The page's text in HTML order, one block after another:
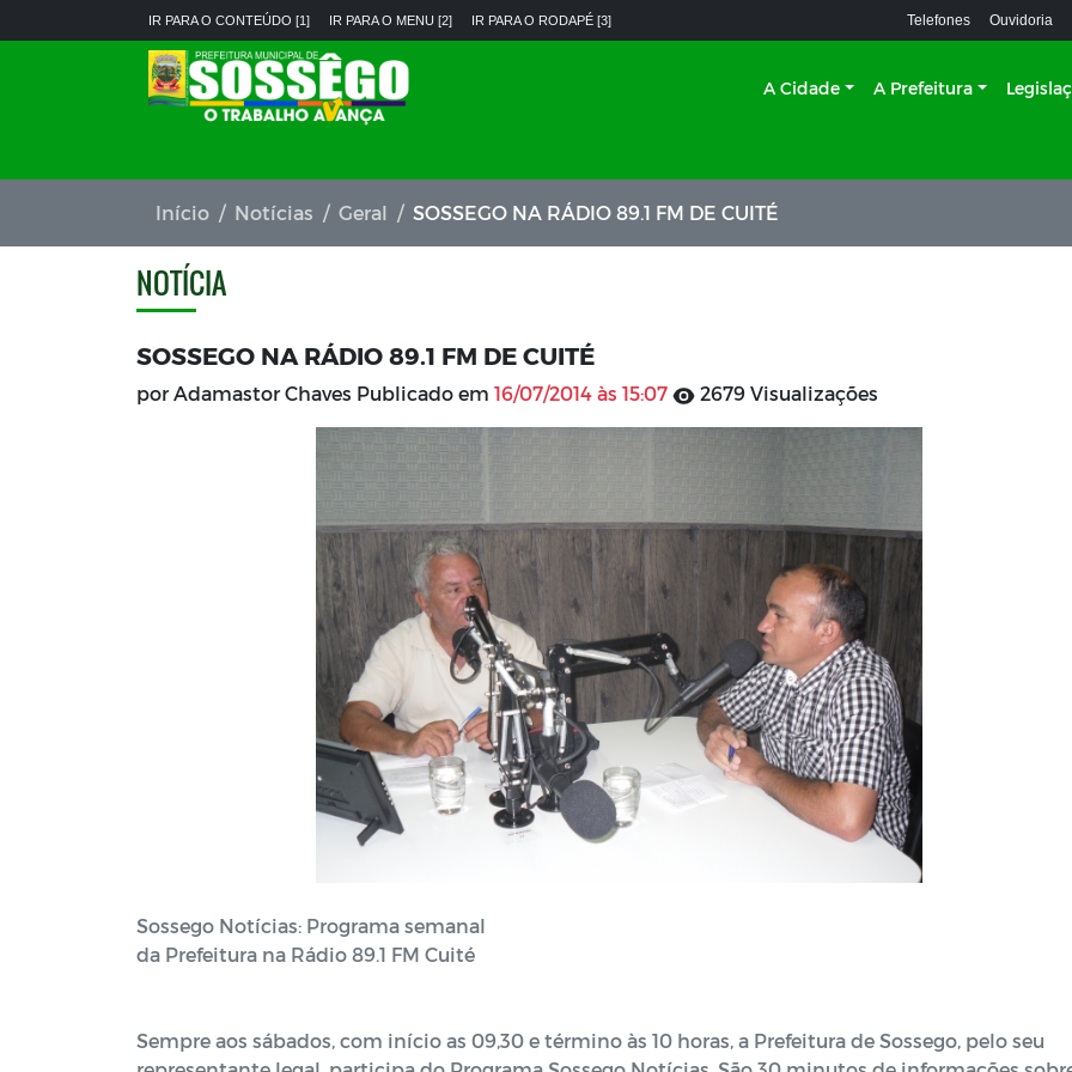
IR PARA O CONTEÚDO [1] IR PARA O MENU [2] IR PARA O RODAPÉ [3] Telefones Ouvidoria
A Cidade A Prefeitura
Início Notícias Geral SOSSEGO NA RÁDIO 89.1 FM DE CUITÉ
NOTÍCIA
SOSSEGO NA RÁDIO 89.1 FM DE CUITÉ
por Adamastor Chaves Publicado em 16/07/2014 às 15:07 2679 Visualizações
Sossego Notícias: Programa semanal
da Prefeitura na Rádio 89.1 FM Cuité
Sempre aos sábados, com início as 09,30 e término às 10 horas, a Prefeitura de Sossego, pelo seu